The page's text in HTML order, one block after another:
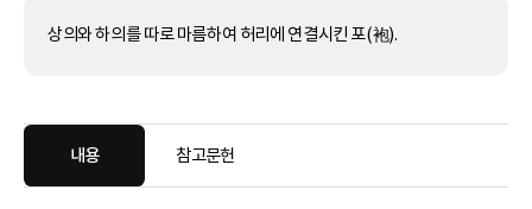
상의와 하의를 따로 마름하여 허리에 연결시킨 포(袍).
내용 참고문헌